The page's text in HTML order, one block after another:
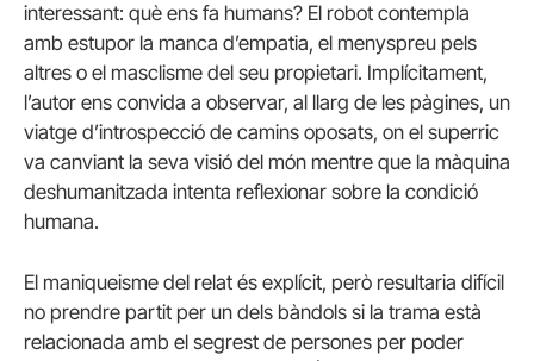
interessant: què ens fa humans? El robot contempla
amb estupor la manca d’empatia, el menyspreu pels
altres o el masclisme del seu propietari. Implícitament,
l’autor ens convida a observar, al llarg de les pàgines, un
viatge d’introspecció de camins oposats, on el superric
va canviant la seva visió del món mentre que la màquina
deshumanitzada intenta reflexionar sobre la condició
humana.
El maniqueisme del relat és explícit, però resultaria difícil
no prendre partit per un dels bàndols si la trama està
relacionada amb el segrest de persones per poder